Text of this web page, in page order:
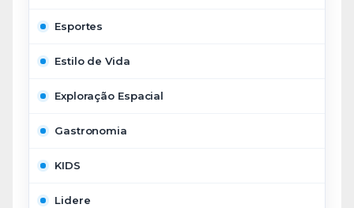
Esportes
Estilo de Vida
Exploração Espacial
Gastronomia
KIDS
Lidere